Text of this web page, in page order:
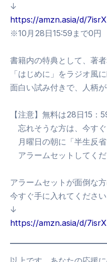
↓
https://amzn.asia/d/
※10月28日15:59まで0円
書籍内の特典として、著
「はじめに」をラジオ風
面白い試み付きで、人柄が
【注意】無料は28日15：
忘れそうな方は、今すぐ
月曜日の朝に「半生反省
アラームセットしてくだ
アラームセットが面倒な
今すぐ手に入れてください
↓
https://amzn.asia/d/